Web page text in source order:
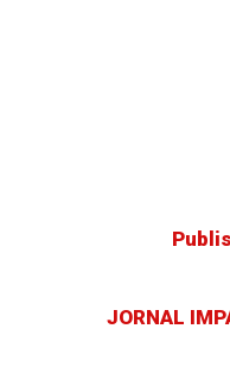
JORNAL